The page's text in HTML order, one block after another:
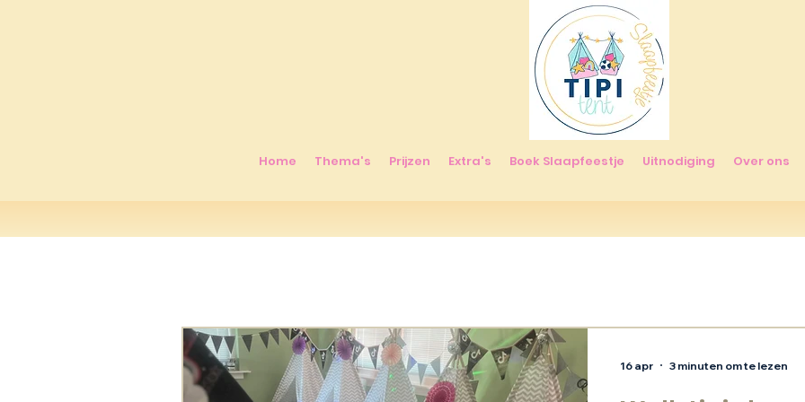
Home Thema's Prijzen Extra's Boek Slaapfeestje Uitnodiging Over ons
16 apr 3 minuten om te lezen